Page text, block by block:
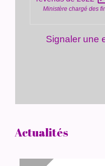
Ministère chargé des
Signaler une
Actualités